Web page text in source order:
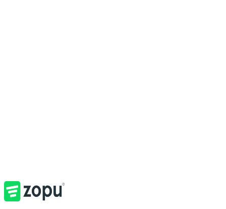
Ver todos os episódios